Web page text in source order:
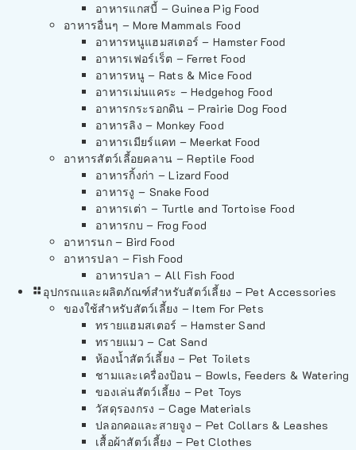
อาหารแกสบี้ – Guinea Pig Food
อาหารอื่นๆ – More Mammals Food
อาหารหนูแฮมสเตอร์ – Hamster Food
อาหารเฟอร์เร็ต – Ferret Food
อาหารหนู – Rats & Mice Food
อาหารเม่นแคระ – Hedgehog Food
อาหารกระรอกดิน – Prairie Dog Food
อาหารลิง – Monkey Food
อาหารเมียร์แคท – Meerkat Food
อาหารสัตว์เลี้อยคลาน – Reptile Food
อาหารกิ้งก่า – Lizard Food
อาหารงู – Snake Food
อาหารเต่า – Turtle and Tortoise Food
อาหารกบ – Frog Food
อาหารนก – Bird Food
อาหารปลา – Fish Food
อาหารปลา – All Fish Food
อุปกรณและผลิตภัณฑ์สำหรับสัตว์เลี้ยง – Pet Accessories
ของใช้สำหรับสัตว์เลี้ยง – Item For Pets
ทรายแฮมสเตอร์ – Hamster Sand
ทรายแมว – Cat Sand
ห้องน้ำสัตว์เลี้ยง – Pet Toilets
ชามและเครื่องป้อน – Bowls, Feeders & Watering
ของเล่นสัตว์เลี้ยง – Pet Toys
วัสดุรองกรง – Cage Materials
ปลอกคอและสายจูง – Pet Collars & Leashes
เสื้อผ้าสัตว์เลี้ยง – Pet Clothes